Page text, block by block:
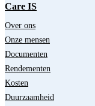
Care IS
Over ons
Onze mensen
Documenten
Rendementen
Kosten
Duurzaamheid